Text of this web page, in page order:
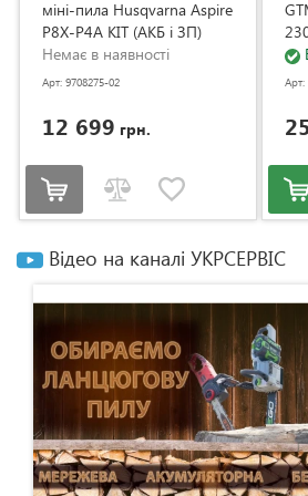
міні-пила Husqvarna Aspire
P8X-P4A KIT (АКБ і ЗП)
(9708275-02)
Немає в наявності
Арт: 9708275-02
12 699 грн.
Арт:
Відео на каналі УКРСЕРВІС